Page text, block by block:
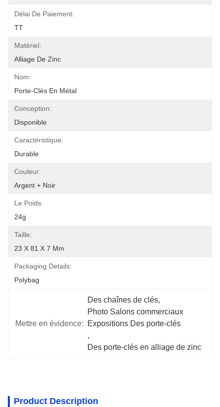
Délai De Paiement:
TT
Matériel:
Alliage De Zinc
Nom:
Porte-Clés En Métal
Conception:
Disponible
Caractéristique:
Durable
Couleur:
Argent + Noir
Le Poids:
24g
Taille:
23 X 81 X 7 Mm
Packaging Details:
Polybag
Mettre en évidence:
Des chaînes de clés,
Photo Salons commerciaux
Expositions Des porte-clés
,
Des porte-clés en alliage de zinc
Product Description